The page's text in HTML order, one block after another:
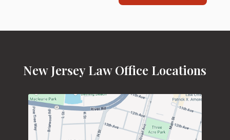
New Jersey Law Office Locations